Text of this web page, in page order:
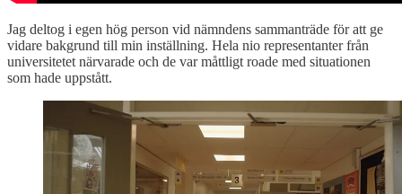
Jag deltog i egen hög person vid nämndens sammanträde för att ge
vidare bakgrund till min inställning. Hela nio representanter från
universitetet närvarade och de var måttligt roade med situationen
som hade uppstått.